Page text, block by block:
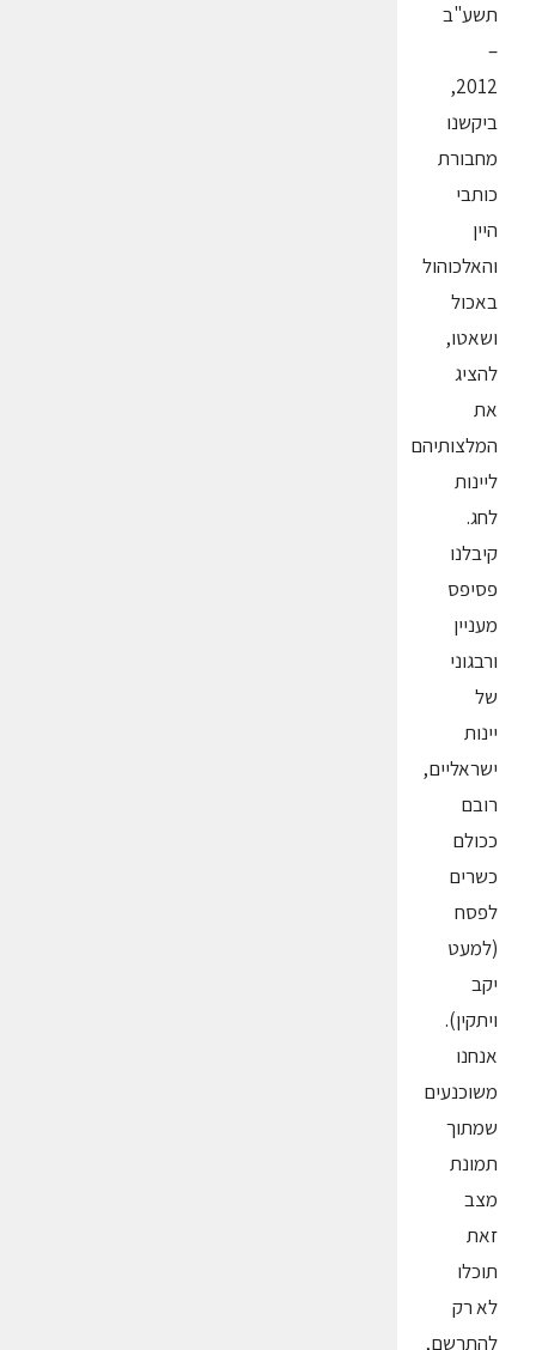
תשע"ב
–
2012,
ביקשנו
מחבורת
כותבי
היין
והאלכוהול
באכול
ושאטו,
להציג
את
המלצותיהם
ליינות
לחג.
קיבלנו
פסיפס
מעניין
ורבגוני
של
יינות
ישראליים,
רובם
ככולם
כשרים
לפסח
(למעט
יקב
ויתקין).
אנחנו
משוכנעים
שמתוך
תמונת
מצב
זאת
תוכלו
לא רק
להתרשם,